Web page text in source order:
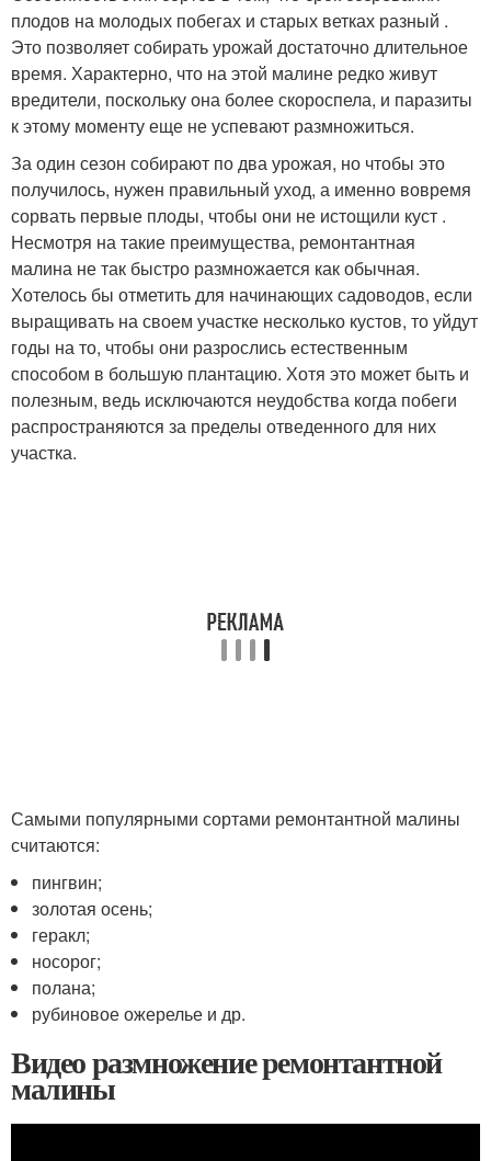
плодов на молодых побегах и старых ветках разный .
Это позволяет собирать урожай достаточно длительное
время. Характерно, что на этой малине редко живут
вредители, поскольку она более скороспела, и паразиты
к этому моменту еще не успевают размножиться.
За один сезон собирают по два урожая, но чтобы это
получилось, нужен правильный уход, а именно вовремя
сорвать первые плоды, чтобы они не истощили куст .
Несмотря на такие преимущества, ремонтантная
малина не так быстро размножается как обычная.
Хотелось бы отметить для начинающих садоводов, если
выращивать на своем участке несколько кустов, то уйдут
годы на то, чтобы они разрослись естественным
способом в большую плантацию. Хотя это может быть и
полезным, ведь исключаются неудобства когда побеги
распространяются за пределы отведенного для них
участка.
Самыми популярными сортами ремонтантной малины
считаются:
пингвин;
золотая осень;
геракл;
носорог;
полана;
рубиновое ожерелье и др.
Видео размножение ремонтантной
малины